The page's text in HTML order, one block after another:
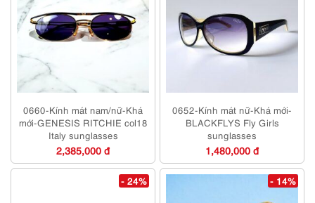
0660-Kính mát nam/nữ-Khá
mới-GENESIS RITCHIE col18
Italy sunglasses
2,385,000 đ
0652-Kính mát nữ-Khá mới-
BLACKFLYS Fly Girls
sunglasses
1,480,000 đ
- 24% - 14%